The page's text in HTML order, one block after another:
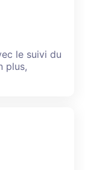
le suivi du
plus,